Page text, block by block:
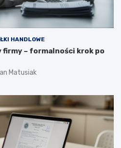
HANDLOWE
firmy – formalności krok po
Matusiak